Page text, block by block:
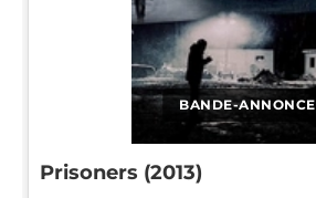
BANDE-ANNONCE
Prisoners (2013)